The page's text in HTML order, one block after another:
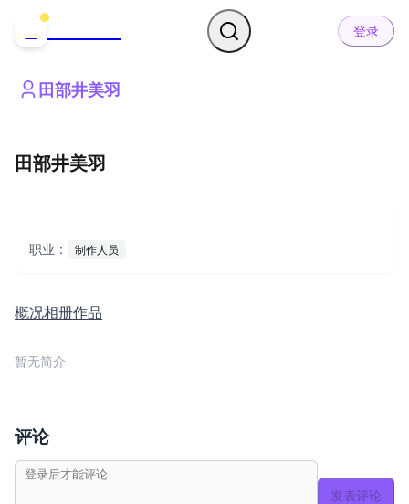
登录
田部井美羽
田部井美羽
职业： 制作人员
概况相册作品
暂无简介
评论
发表评论